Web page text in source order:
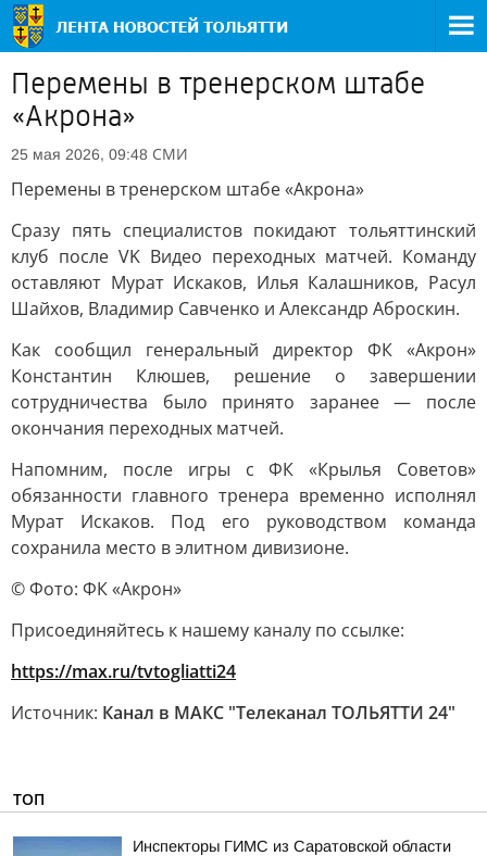
Перемены в тренерском штабе
«Акрона»
25 мая 2026, 09:48 СМИ
Перемены в тренерском штабе «Акрона»
Сразу пять специалистов покидают тольяттинский
клуб после VK Видео переходных матчей. Команду
оставляют Мурат Искаков, Илья Калашников, Расул
Шайхов, Владимир Савченко и Александр Аброскин.
Как сообщил генеральный директор ФК «Акрон»
Константин Клюшев, решение о завершении
сотрудничества было принято заранее — после
окончания переходных матчей.
Напомним, после игры с ФК «Крылья Советов»
обязанности главного тренера временно исполнял
Мурат Искаков. Под его руководством команда
сохранила место в элитном дивизионе.
© Фото: ФК «Акрон»
Присоединяйтесь к нашему каналу по ссылке:
https://max.ru/tvtogliatti24
Источник: Канал в МАКС "Телеканал ТОЛЬЯТТИ 24"
ТОП
Инспекторы ГИМС из Саратовской области